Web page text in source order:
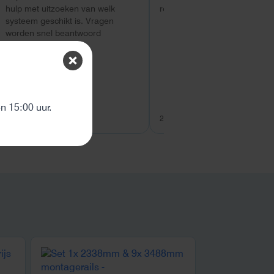
hulp met uitzoeken van welk
systeem geschikt is. Vragen
worden snel beantwoord
respons bij installatie.
26 juli 2026
15:00 uur.